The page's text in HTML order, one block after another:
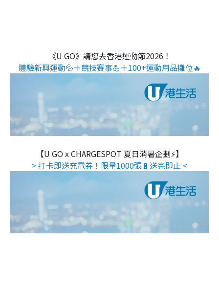
《U GO》請您去香港運動節2026！
體驗新興運動💦＋競技賽事💪＋100+運動用品攤位🔥
【U GO x CHARGESPOT 夏日消暑企劃⚡】
> 打卡即送充電券！限量1000張🔋送完即止 <